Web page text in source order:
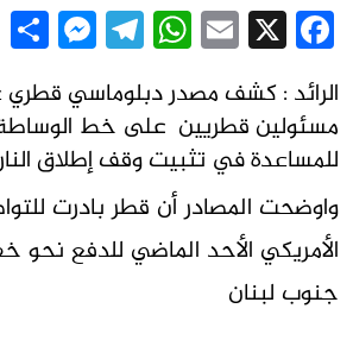
Facebook
X
Email
WhatsApp
الرائد : كشف مصدر دبلوماسي
مسئولين قطريين على خط الوساطة
للمساعدة في تثبيت وقف إطلاق
واوضحت المصادر أن قطر بادرت
الأمريكي الأحد الماضي للدفع
جنوب لبنان